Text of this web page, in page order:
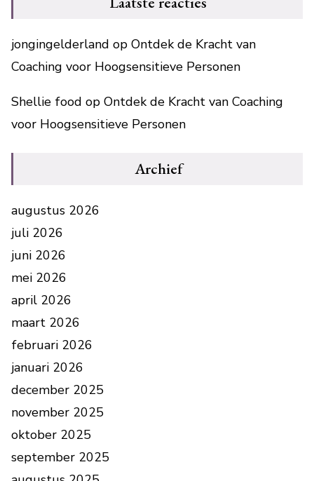
jongingelderland op Ontdek de Kracht van
Coaching voor Hoogsensitieve Personen
Shellie food op Ontdek de Kracht van Coaching
voor Hoogsensitieve Personen
Archief
augustus 2026
juli 2026
juni 2026
mei 2026
april 2026
maart 2026
februari 2026
januari 2026
december 2025
november 2025
oktober 2025
september 2025